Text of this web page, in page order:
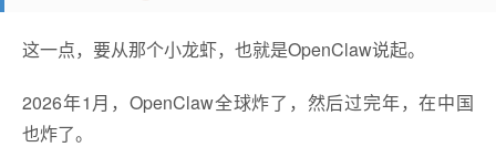
这一点，要从那个小龙虾，也就是OpenClaw说起。
2026年1月，OpenClaw全球炸了，然后过完年，在中国
也炸了。